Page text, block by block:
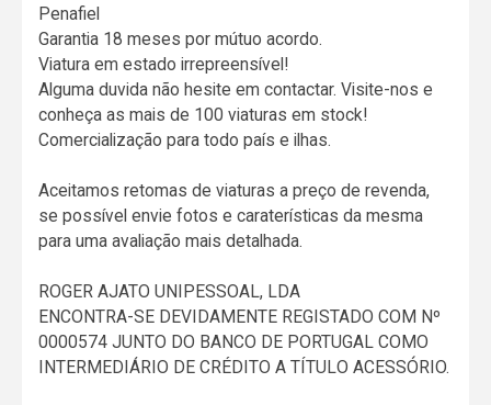
Penafiel
Garantia 18 meses por mútuo acordo.
Viatura em estado irrepreensível!
Alguma duvida não hesite em contactar. Visite-nos e
conheça as mais de 100 viaturas em stock!
Comercialização para todo país e ilhas.
Aceitamos retomas de viaturas a preço de revenda,
se possível envie fotos e caraterísticas da mesma
para uma avaliação mais detalhada.
ROGER AJATO UNIPESSOAL, LDA
ENCONTRA-SE DEVIDAMENTE REGISTADO COM Nº
0000574 JUNTO DO BANCO DE PORTUGAL COMO
INTERMEDIÁRIO DE CRÉDITO A TÍTULO ACESSÓRIO.